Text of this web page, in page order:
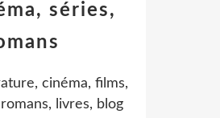
séries,
cinéma, films,
livres, blog